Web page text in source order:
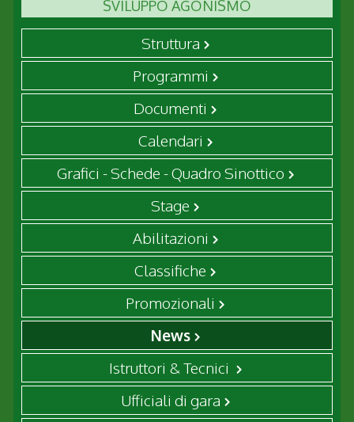
SVILUPPO AGONISMO
Struttura
Programmi
Documenti
Calendari
Grafici - Schede - Quadro Sinottico
Stage
Abilitazioni
Classifiche
Promozionali
News
Istruttori & Tecnici
Ufficiali di gara